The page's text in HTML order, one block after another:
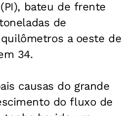
bateu de frente
de
a oeste de
34.
causas do grande
do fluxo de